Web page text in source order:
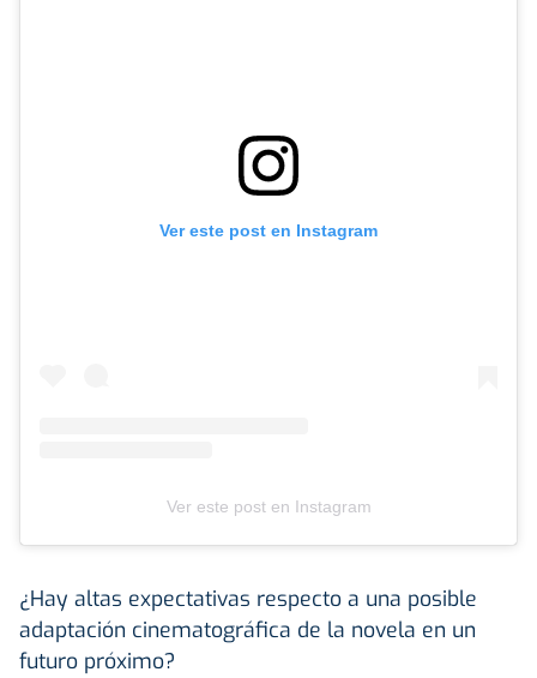
Ver este post en Instagram
Ver este post en Instagram
¿Hay altas expectativas respecto a una posible
adaptación cinematográfica de la novela en un
futuro próximo?